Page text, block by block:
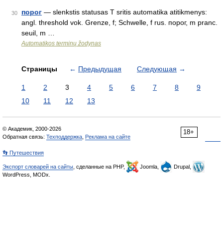
30 порог — slenkstis statusas T sritis automatika atitikmenys:
angl. threshold vok. Grenze, f; Schwelle, f rus. порог, m pranc.
seuil, m …
Automatikos terminų žodynas
Страницы ← Предыдущая Следующая →
1 2 3 4 5 6 7 8
9
10
11 12 13
18+
© Академик, 2000-2026
Обратная связь: Техподдержка Реклама на сайте
👣 Путешествия
Экспорт словарей на сайты , сделанные на PHP, Joomla,
Drupal,
WordPress, MODx.